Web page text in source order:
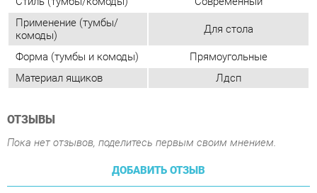
ОТЗЫВЫ
Пока нет отзывов, поделитесь первым своим мнением.
ДОБАВИТЬ ОТЗЫВ
ПОХОЖИЕ ТОВАРЫ